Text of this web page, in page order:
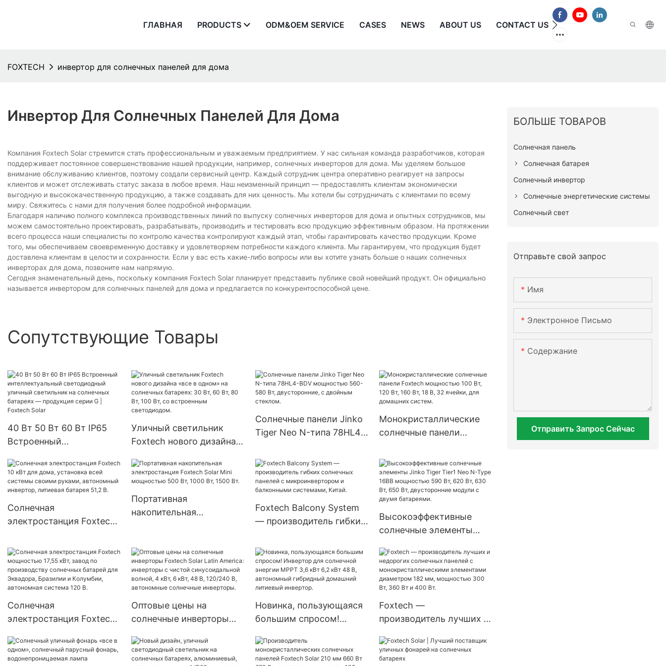
ГЛАВНАЯ PRODUCTS ODM&OEM SERVICE CASES NEWS ABOUT US CONTACT US ЧАСТО ЗАДАВАЕМЫЕ
FOXTECH инвертор для солнечных панелей для дома
Инвертор Для Солнечных Панелей Для Дома
Компания Foxtech Solar стремится стать профессиональным и уважаемым предприятием. У нас сильная команда разработчиков, которая
поддерживает постоянное совершенствование нашей продукции, например, солнечных инверторов для дома. Мы уделяем большое
внимание обслуживанию клиентов, поэтому создали сервисный центр. Каждый сотрудник центра оперативно реагирует на запросы
клиентов и может отслеживать статус заказа в любое время. Наш неизменный принцип — предоставлять клиентам экономически
выгодную и высококачественную продукцию, а также создавать для них ценность. Мы хотели бы сотрудничать с клиентами по всему
миру. Свяжитесь с нами для получения более подробной информации.
Благодаря наличию полного комплекса производственных линий по выпуску солнечных инверторов для дома и опытных сотрудников, мы
можем самостоятельно проектировать, разрабатывать, производить и тестировать всю продукцию эффективным образом. На протяжении
всего процесса наши специалисты по контролю качества контролируют каждый этап, чтобы гарантировать качество продукции. Кроме
того, мы обеспечиваем своевременную доставку и удовлетворяем потребности каждого клиента. Мы гарантируем, что продукция будет
доставлена ​​клиентам в целости и сохранности. Если у вас есть какие-либо вопросы или вы хотите узнать больше о наших солнечных
инверторах для дома, позвоните нам напрямую.
Сегодня знаменательный день, поскольку компания Foxtech Solar планирует представить публике свой новейший продукт. Он официально
называется инвертором для солнечных панелей для дома и предлагается по конкурентоспособной цене.
Сопутствующие Товары
40 Вт 50 Вт 60 Вт IP65
Встроенный
светодиодный уличный
светильник на
солнечных батареях —
продукция серии G |
Foxtech Solar
Уличный светильник
Foxtech нового дизайна
солнечных батареях: 30
Вт, 60 Вт, 80 Вт, 100 Вт,
со встроенным
светодиодом.
Солнечные панели Jinko
Tiger Neo N-типа 78HL4-
Вт, двусторонние, с
двойным стеклом.
Монокристаллические
солнечные панели
Вт, 120 Вт, 160 Вт, 18 В, 32
ячейки, для домашних
систем.
Солнечная
электростанция Foxtech
установка всей системы
своими руками,
автономный инвертор,
литиевая батарея 51,2 В.
Портативная
накопительная
500 Вт, 1000 Вт, 1500 Вт.
Foxtech Balcony System
— производитель гибких
микроинвертором и
балконными системами,
Китай.
Высокоэффективные
солнечные элементы
Type 16BB мощностью
590 Вт, 620 Вт, 630 Вт,
650 Вт, двусторонние
батареями.
Солнечная
электростанция Foxtech
завод по производству
солнечных батарей для
Оптовые цены на
солнечные инверторы
America: инверторы с
чистой синусоидальной
Новинка, пользующаяся
большим спросом!
энергии MPPT 3,6 кВт 6,2
кВт 48 В, автономный
Foxtech —
производитель лучших и
панелей с
монокристаллическими
БОЛЬШЕ ТОВАРОВ
Солнечная панель
Солнечная батарея
Солнечный инвертор
Солнечные энергетические системы
Солнечный свет
Отправьте свой запрос
Имя
Электронное Письмо
Содержание
Отправить Запрос Сейчас